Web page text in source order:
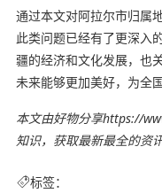
通过本文对阿拉尔市归属
此类问题已经有了更深入
疆的经济和文化发展，也
未来能够更加美好，为全
本文由好物分享https://
知识，获取最新最全的资讯
标签：